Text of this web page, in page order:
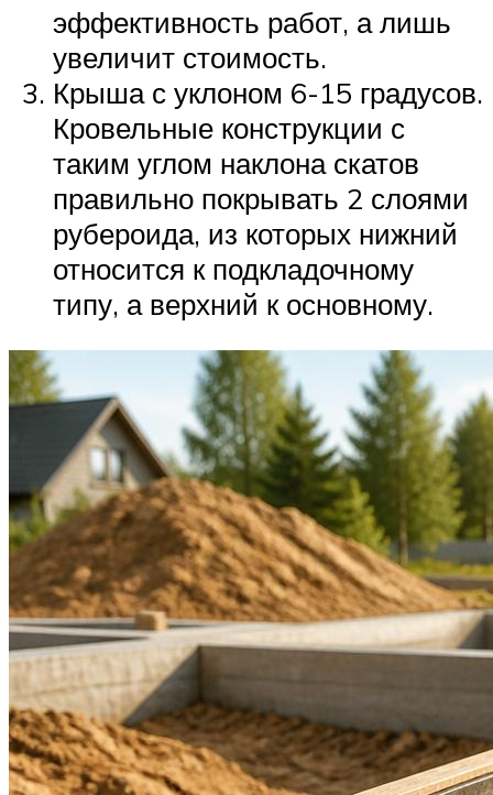
эффективность работ, а лишь
увеличит стоимость.
Крыша с уклоном 6-15 градусов.
Кровельные конструкции с
таким углом наклона скатов
правильно покрывать 2 слоями
рубероида, из которых нижний
относится к подкладочному
типу, а верхний к основному.